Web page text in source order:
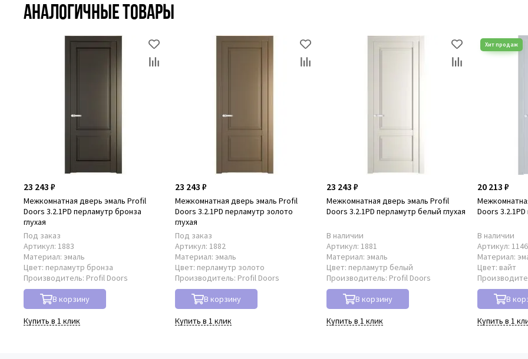
Аналогичные товары
23 243 ₽
Межкомнатная дверь эмаль Profil
Doors 3.2.1PD перламутр бронза
глухая
Под заказ
Артикул: 1883
Материал: эмаль
Цвет: перламутр бронза
Производитель: Profil Doors
В корзину
Купить в 1 клик
23 243 ₽
Межкомнатная дверь эмаль Profil
Doors 3.2.1PD перламутр золото
глухая
Под заказ
Артикул: 1882
Материал: эмаль
Цвет: перламутр золото
Производитель: Profil Doors
В корзину
Купить в 1 клик
23 243 ₽
Межкомнатная дверь эмаль Profil
Doors 3.2.1PD перламутр белый глухая
В наличии
Артикул: 1881
Материал: эмаль
Цвет: перламутр белый
Производитель: Profil Doors
В корзину
Купить в 1 клик
20 213 ₽
Doors 3.2.1PD
В наличии
Артикул: 1146
Материал:
Цвет: вайт
В
Купить в 1